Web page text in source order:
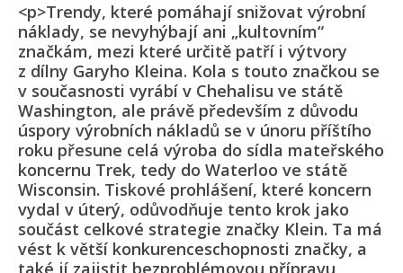
<p>Trendy, které pomáhají snižovat výrobní
náklady, se nevyhýbají ani „kultovním“
značkám, mezi které určitě patří i výtvory
z dílny Garyho Kleina. Kola s touto značkou se
v současnosti vyrábí v Chehalisu ve státě
Washington, ale právě především z důvodu
úspory výrobních nákladů se v únoru příštího
roku přesune celá výroba do sídla mateřského
koncernu Trek, tedy do Waterloo ve státě
Wisconsin. Tiskové prohlášení, které koncern
vydal v úterý, odůvodňuje tento krok jako
součást celkové strategie značky Klein. Ta má
vést k větší konkurenceschop­nosti značky, a
také jí zajistit bezproblémovou přípravu